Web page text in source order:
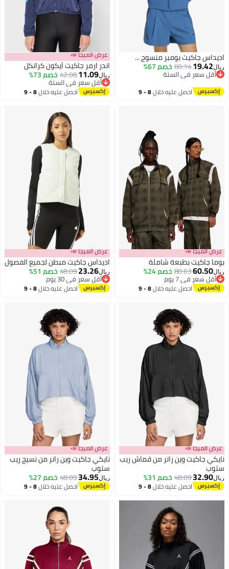
5
اديداس جاكيت بومبر منسوج ...
ريال19.42
60.14خصم 67%
أقل سعر في السنة
أقل سعر في السنة
احصل عليه خلال 8 - 9
اغسطس
عرض الميجا 📣
اندر ارمر جاكيت آيكون كرانكل
ريال11.09
42.06خصم 73%
أقل سعر في السنة
أقل سعر في السنة
احصل عليه خلال 8 - 9
اغسطس
عرض الميجا 📣
بوما جاكيت بطبعة شاملة
ريال60.50
80.63خصم 24%
أقل سعر في 7 يوم
أقل سعر في 7 يوماحصل عليه خلال 8 - 9
عرض الميجا 📣
اديداس جاكيت مبطن لجميع الفصول
ريال23.26
48.09خصم 51%
أقل سعر في 30 يوم
أقل سعر في 30 يوماحصل عليه خلال 8 - 9
عرض الميجا 📣
نايكي جاكيت وين رانر من قماش ريب
ستوب
ريال32.90
48.09خصم 31%
احصل عليه خلال 8 - 9
عرض الميجا 📣
نايكي جاكيت وين رانر من نسيج ريب
ستوب
ريال34.95
48.09خصم 27%
احصل عليه خلال 8 - 9